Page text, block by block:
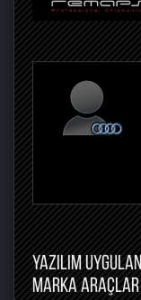
YAZILIM
MARKA ARAÇLAR